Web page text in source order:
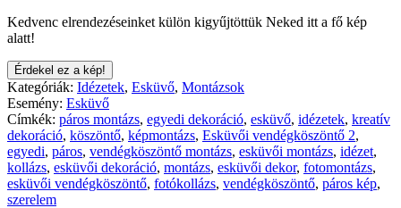
Kedvenc elrendezéseinket külön kigyűjtöttük Neked itt a fő kép
alatt!
Érdekel ez a kép!
Kategóriák: Idézetek, Esküvő, Montázsok
Esemény: Esküvő
Címkék: páros montázs, egyedi dekoráció, esküvő, idézetek, kreatív
dekoráció, köszöntő, képmontázs, Esküvői vendégköszöntő 2,
egyedi, páros, vendégköszöntő montázs, esküvői montázs, idézet,
kollázs, esküvői dekoráció, montázs, esküvői dekor, fotomontázs,
esküvői vendégköszöntő, fotókollázs, vendégköszöntő, páros kép,
szerelem